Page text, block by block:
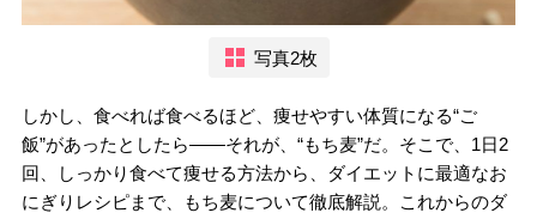
写真2枚
しかし、食べれば食べるほど、痩せやすい体質になる“ご
飯”があったとしたら――それが、“もち麦”だ。そこで、1日2
回、しっかり食べて痩せる方法から、ダイエットに最適なお
にぎりレシピまで、もち麦について徹底解説。これからのダ